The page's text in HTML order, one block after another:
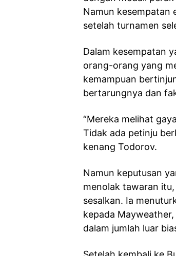
Namun kesempatan
setelah turnamen
Dalam kesempatan
orang-orang yang
kemampuan
bertarungnya dan
“Mereka melihat
Tidak ada petinju
kenang Todorov.
Namun keputusan
menolak tawaran
sesalkan. Ia
kepada
dalam jumlah luar